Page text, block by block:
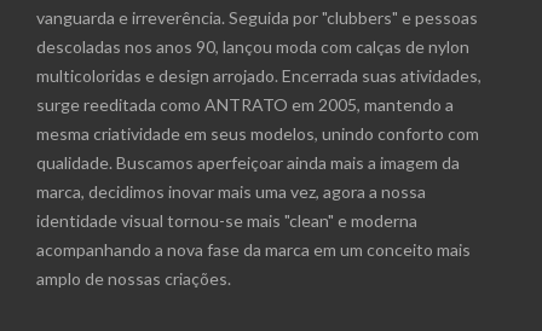
vanguarda e irreverência. Seguida por "clubbers" e pessoas
descoladas nos anos 90, lançou moda com calças de nylon
multicoloridas e design arrojado. Encerrada suas atividades,
surge reeditada como ANTRATO em 2005, mantendo a
mesma criatividade em seus modelos, unindo conforto com
qualidade. Buscamos aperfeiçoar ainda mais a imagem da
marca, decidimos inovar mais uma vez, agora a nossa
identidade visual tornou-se mais "clean" e moderna
acompanhando a nova fase da marca em um conceito mais
amplo de nossas criações.